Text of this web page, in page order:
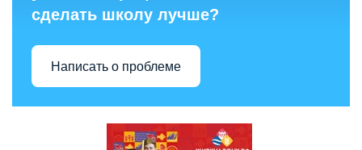
сделать школу лучше?
Написать о проблеме